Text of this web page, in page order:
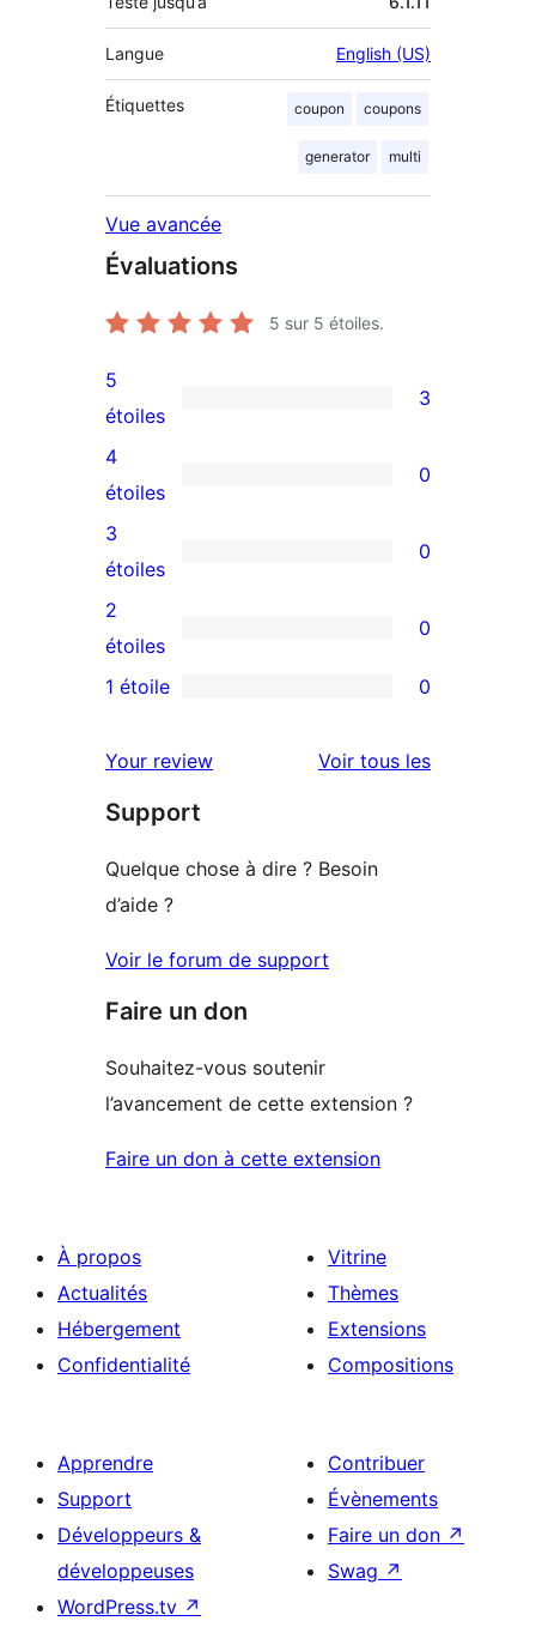
Langue English (US)
Étiquettes coupon coupons
generator multi
Vue avancée
Évaluations
5 sur 5 étoiles.
3
avis
à
5
étoiles
5
étoiles
3
0
avis
à
4
étoile
4
étoiles
0
0
avis
à
3
3
étoiles
0
0
avis
2
2
étoiles
0
à
1
1 étoile 0
Your review Voir tous lesavis
Support
Quelque chose à dire ? Besoin
d’aide ?
Voir le forum de support
Faire un don
Souhaitez-vous soutenir
l’avancement de cette extension ?
Faire un don à cette extension
À propos
Actualités
Hébergement
Confidentialité
Vitrine
Thèmes
Extensions
Compositions
Apprendre
Support
Développeurs &
développeuses
WordPress.tv ↗
Contribuer
Évènements
Faire un don ↗
Swag ↗